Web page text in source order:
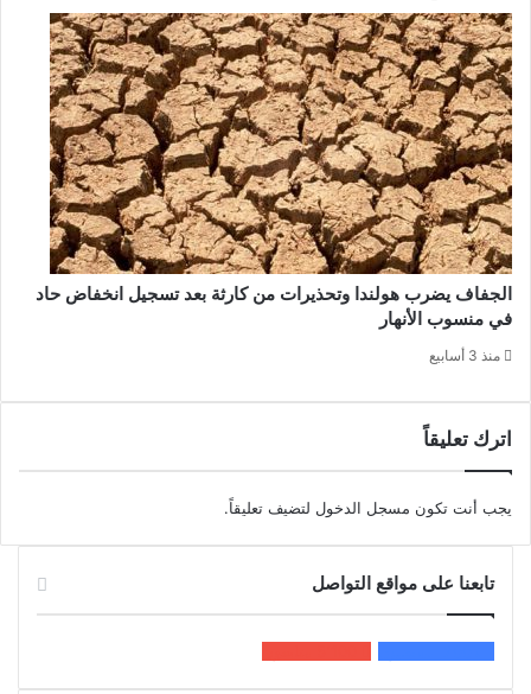
الجفاف يضرب هولندا وتحذيرات من كارثة بعد تسجيل انخفاض حاد
في منسوب الأنهار
منذ 3 أسابيع
اترك تعليقاً
يجب أنت تكون مسجل الدخول لتضيف تعليقاً.
تابعنا على مواقع التواصل